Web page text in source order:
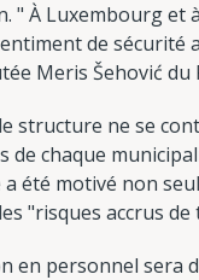
" À Luxembourg et
de sécurité
Meris Šehović du
structure ne se
de chaque
a été motivé non
"risques accrus
en personnel sera